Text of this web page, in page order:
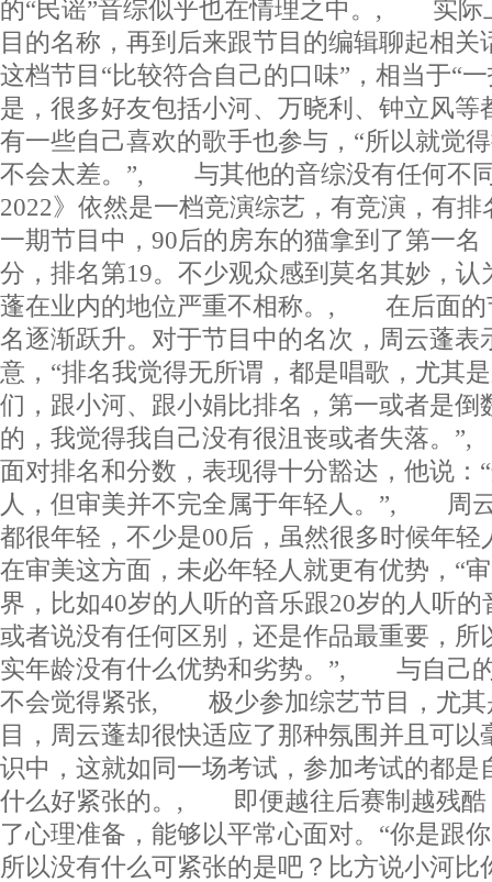
的“民谣”音综似乎也在情理之中。, 实际
目的名称，再到后来跟节目的编辑聊起相关
这档节目“比较符合自己的口味”，相当于“
是，很多好友包括小河、万晓利、钟立风等
有一些自己喜欢的歌手也参与，“所以就觉
不会太差。”, 与其他的音综没有任何不
2022》依然是一档竞演综艺，有竞演，有
一期节目中，90后的房东的猫拿到了第一名
分，排名第19。不少观众感到莫名其妙，认
蓬在业内的地位严重不相称。, 在后面的
名逐渐跃升。对于节目中的名次，周云蓬表
意，“排名我觉得无所谓，都是唱歌，尤其
们，跟小河、跟小娟比排名，第一或者是倒
的，我觉得我自己没有很沮丧或者失落
面对排名和分数，表现得十分豁达，他说：
人，但审美并不完全属于年轻人。”, 周
都很年轻，不少是00后，虽然很多时候年轻
在审美这方面，未必年轻人就更有优势，“
界，比如40岁的人听的音乐跟20岁的人听
或者说没有任何区别，还是作品最重要，所
实年龄没有什么优势和劣势。”, 与自
不会觉得紧张, 极少参加综艺节目，尤其
目，周云蓬却很快适应了那种氛围并且可以
识中，这就如同一场考试，参加考试的都是
什么好紧张的。, 即便越往后赛制越残酷
了心理准备，能够以平常心面对。“你是跟
所以没有什么可紧张的是吧？比方说小河比